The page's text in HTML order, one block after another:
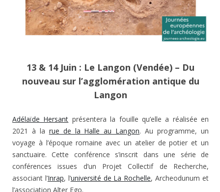
13 & 14 Juin : Le Langon (Vendée) – Du
nouveau sur l’agglomération antique du
Langon
Adélaïde Hersant présentera la fouille qu’elle a réalisée en
2021 à la rue de la Halle au Langon. Au programme, un
voyage à l’époque romaine avec un atelier de potier et un
sanctuaire. Cette conférence s’inscrit dans une série de
conférences issues d’un Projet Collectif de Recherche,
associant l’Inrap, l’université de La Rochelle, Archeodunum et
l’association Alter Ego.